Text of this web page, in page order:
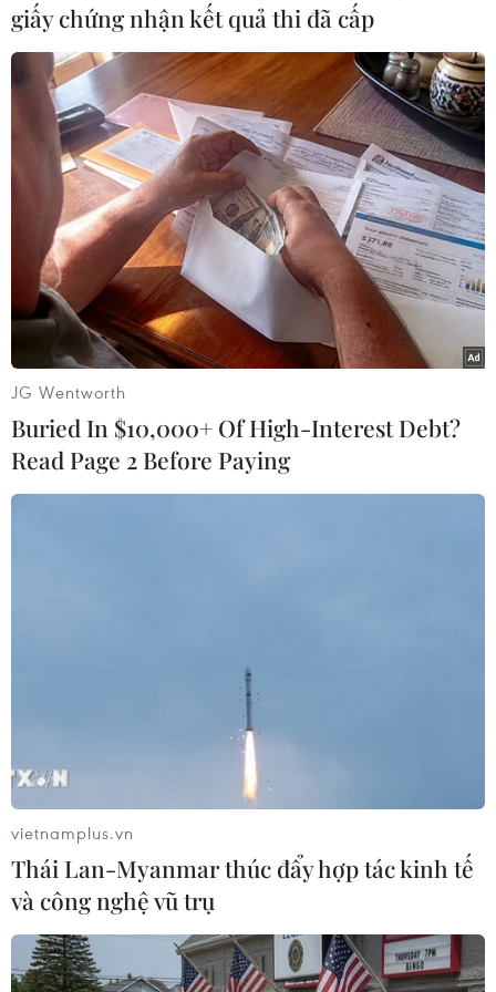
Tiến/TTXVN)
Nổi bật ở biển Quỳnh là hệ thống núi đá thiên tạo nằm ngay sát
mép biển quanh năm sóng vỗ. (Ảnh: Xuân Tiến/TTXVN)
Ngư dân làng biển các xã ven biển Quỳnh khai thác hải sản
ven bờ. (Ảnh: Xuân Tiến/TTXVN)
giấy chứng nhận kết quả thi đã cấp
JG Wentworth
Buried In $10,000+ Of High-Interest Debt?
Read Page 2 Before Paying
vietnamplus.vn
Thái Lan-Myanmar thúc đẩy hợp tác kinh tế
và công nghệ vũ trụ